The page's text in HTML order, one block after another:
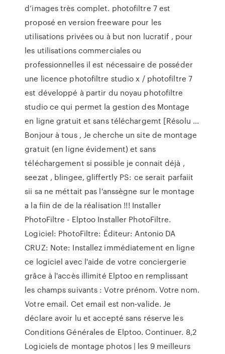
d’images très complet. photofiltre 7 est
proposé en version freeware pour les
utilisations privées ou à but non lucratif , pour
les utilisations commerciales ou
professionnelles il est nécessaire de posséder
une licence photofiltre studio x / photofiltre 7
est développé à partir du noyau photofiltre
studio ce qui permet la gestion des Montage
en ligne gratuit et sans téléchargemt [Résolu ...
Bonjour à tous , Je cherche un site de montage
gratuit (en ligne évidement) et sans
téléchargement si possible je connait déjà ,
seezat , blingee, gliffertly PS: ce serait parfaiit
sii sa ne méttait pas l'anssègne sur le montage
a la fiin de de la réalisation !!! Installer
PhotoFiltre - Elptoo Installer PhotoFiltre.
Logiciel: PhotoFiltre: Éditeur: Antonio DA
CRUZ: Note: Installez immédiatement en ligne
ce logiciel avec l'aide de votre conciergerie
grâce à l'accès illimité Elptoo en remplissant
les champs suivants : Votre prénom. Votre nom.
Votre email. Cet email est non-valide. Je
déclare avoir lu et accepté sans réserve les
Conditions Générales de Elptoo. Continuer. 8,2
Logiciels de montage photos | les 9 meilleurs